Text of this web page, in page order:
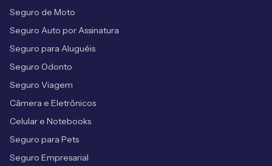
Seguro de Moto
Seguro Auto por Assinatura
Seguro para Aluguéis
Seguro Odonto
Seguro Viagem
Câmera e Eletrônicos
Celular e Notebooks
Seguro para Pets
Seguro Empresarial